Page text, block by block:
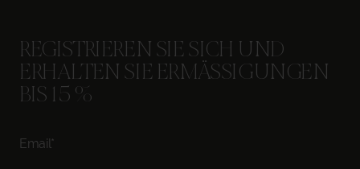
REGISTRIEREN SIE SICH UND
ERHALTEN SIE ERMÄSSIGUNGEN B
IS 15 %